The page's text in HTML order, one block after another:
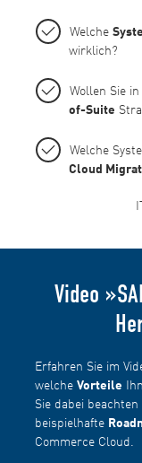
Welche
wirklich?
Wollen Sie
of-Suite
Welche
Cloud
Video
Erfahren Sie im
welcheVorteile
Sie dabei
beispielhafte
Commerce Cloud.